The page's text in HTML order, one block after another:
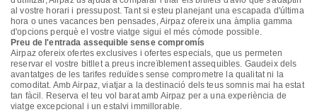
al vostre horari i pressupost. Tant si esteu planejant una escapada d'última
hora o unes vacances ben pensades, Airpaz ofereix una àmplia gamma
d'opcions perquè el vostre viatge sigui el més còmode possible.
Preu de l'entrada assequible sense compromís
Airpaz ofereix ofertes exclusives i ofertes especials, que us permeten
reservar el vostre bitllet a preus increïblement assequibles. Gaudeix dels
avantatges de les tarifes reduïdes sense comprometre la qualitat ni la
comoditat. Amb Airpaz, viatjar a la destinació dels teus somnis mai ha estat
tan fàcil. Reserva el teu vol barat amb Airpaz per a una experiència de
viatge excepcional i un estalvi immillorable.